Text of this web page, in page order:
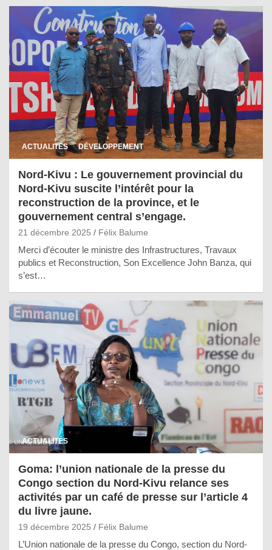
ACTUALITÉS DÉVELOPPEMENT
Nord-Kivu : Le gouvernement provincial du
Nord-Kivu suscite l’intérêt pour la
reconstruction de la province, et le
gouvernement central s’engage.
21 décembre 2025 Félix Balume
Merci d’écouter le ministre des Infrastructures, Travaux
publics et Reconstruction, Son Excellence John Banza, qui
s’est…
ACTUALITÉS
Goma: l’union nationale de la presse du
Congo section du Nord-Kivu relance ses
activités par un café de presse sur l’article 4
du livre jaune.
19 décembre 2025 Félix Balume
L’Union nationale de la presse du Congo, section du Nord-